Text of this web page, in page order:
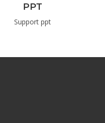
PPT
Support ppt